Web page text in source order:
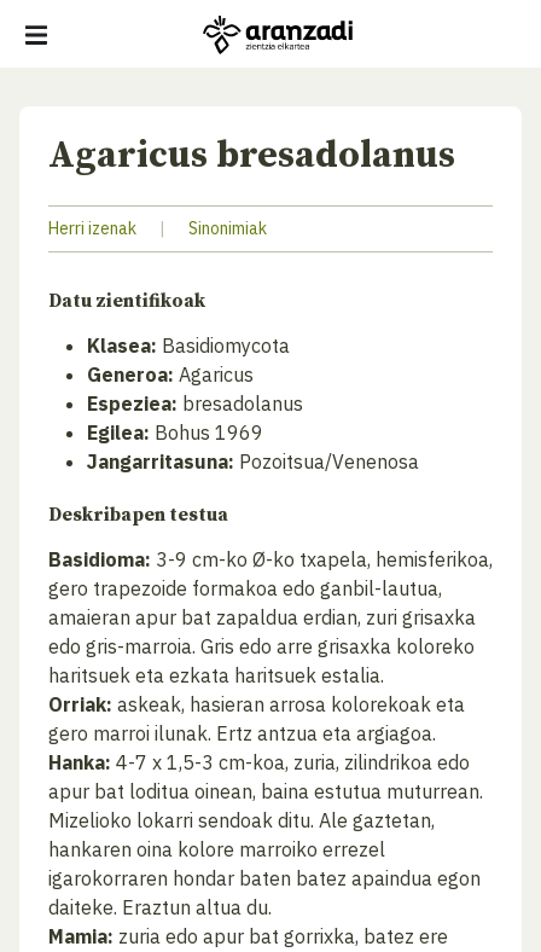
Agaricus bresadolanus
Herri izenak | Sinonimiak
Datu zientifikoak
Klasea: Basidiomycota
Generoa: Agaricus
Espeziea: bresadolanus
Egilea: Bohus 1969
Jangarritasuna: Pozoitsua/Venenosa
Deskribapen testua
Basidioma: 3-9 cm-ko Ø-ko txapela, hemisferikoa,
gero trapezoide formakoa edo ganbil-lautua,
amaieran apur bat zapaldua erdian, zuri grisaxka
edo gris-marroia. Gris edo arre grisaxka koloreko
haritsuek eta ezkata haritsuek estalia.
Orriak: askeak, hasieran arrosa kolorekoak eta
gero marroi ilunak. Ertz antzua eta argiagoa.
Hanka: 4-7 x 1,5-3 cm-koa, zuria, zilindrikoa edo
apur bat loditua oinean, baina estutua muturrean.
Mizelioko lokarri sendoak ditu. Ale gaztetan,
hankaren oina kolore marroiko errezel
igarokorraren hondar baten batez apaindua egon
daiteke. Eraztun altua du.
Mamia: zuria edo apur bat gorrixka, batez ere